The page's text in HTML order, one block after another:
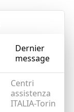
Dernier
message
Centri
assistenza
ITALIA-Torin